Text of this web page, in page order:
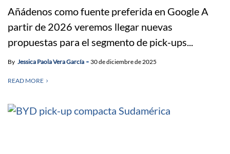
Añádenos como fuente preferida en Google A
partir de 2026 veremos llegar nuevas
propuestas para el segmento de pick-ups...
By Jessica Paola Vera García 30 de diciembre de 2025
READ MORE